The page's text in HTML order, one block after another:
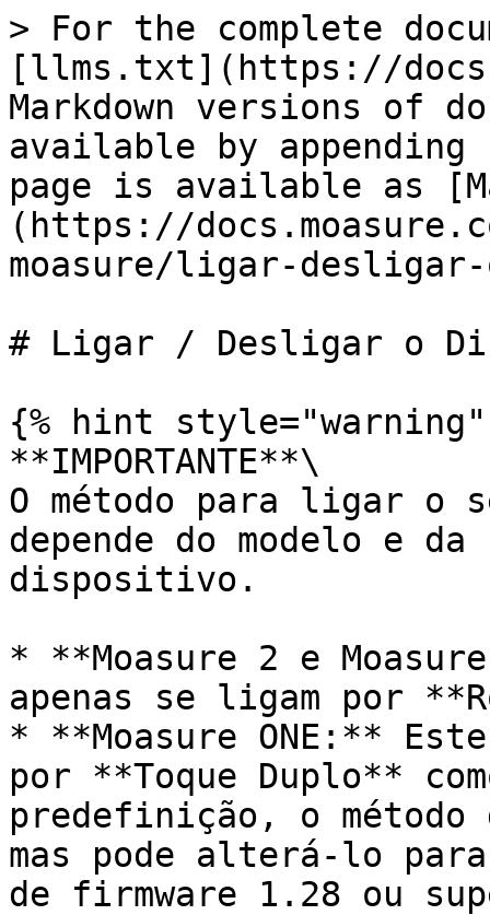
> For the complete
[llms.txt](https://
Markdown versions of
available by
page is available as
(https://
moasure/ligar-
# Ligar / Desligar o
{% hint style="warning"
**IMPORTANTE**\
O método para ligar o
depende do modelo e
dispositivo.
* **Moasure 2 e
apenas se ligam por
* **Moasure ONE:**
por **Toque Duplo**
predefinição, o método
mas pode alterá-lo
de firmware 1.28 ou